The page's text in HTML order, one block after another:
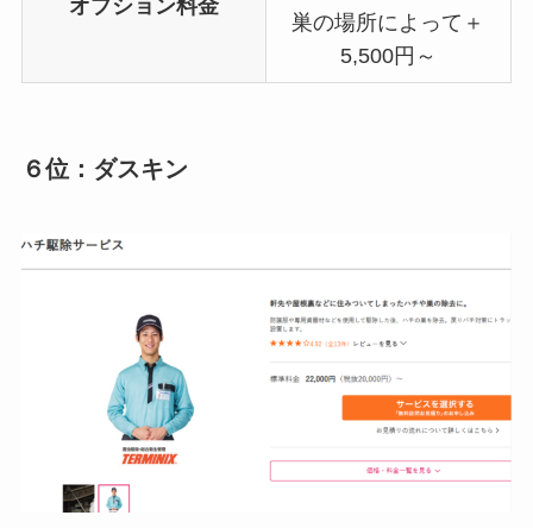
オプション料金
巣の場所によって＋
5,500円～
６位：ダスキン